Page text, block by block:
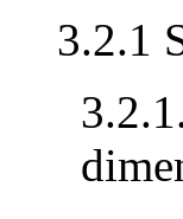
3.2.1